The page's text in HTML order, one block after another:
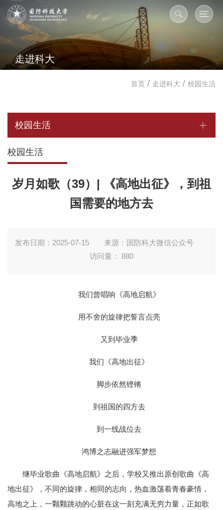
走进科大
首页 / 走进科大 / 校园生活
校园生活
校园生活
岁月如歌（39）| 《高地出征》，到祖
国需要的地方去
发布日期：2025-07-15
来源：国防科大微信公众号
访问量： 880
我们曾唱响《高地启航》
用不舍的旋律把誓言点亮
又到毕业季
我们《高地出征》
脚步依然铿锵
到祖国的四方去
到一线战位去
鸿博之志融进强军梦想
继毕业歌曲《高地启航》之后，学校又推出原创歌曲《高
地出征》，不同的旋律，相同的志向，热血激荡着青春豪情，
高地之上，一颗颗跳动的心脏在这一刻充满无穷力量，正如歌